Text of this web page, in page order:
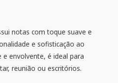
notas com toque suave e
e sofisticação ao
envolvente, é ideal para
reunião ou escritórios.